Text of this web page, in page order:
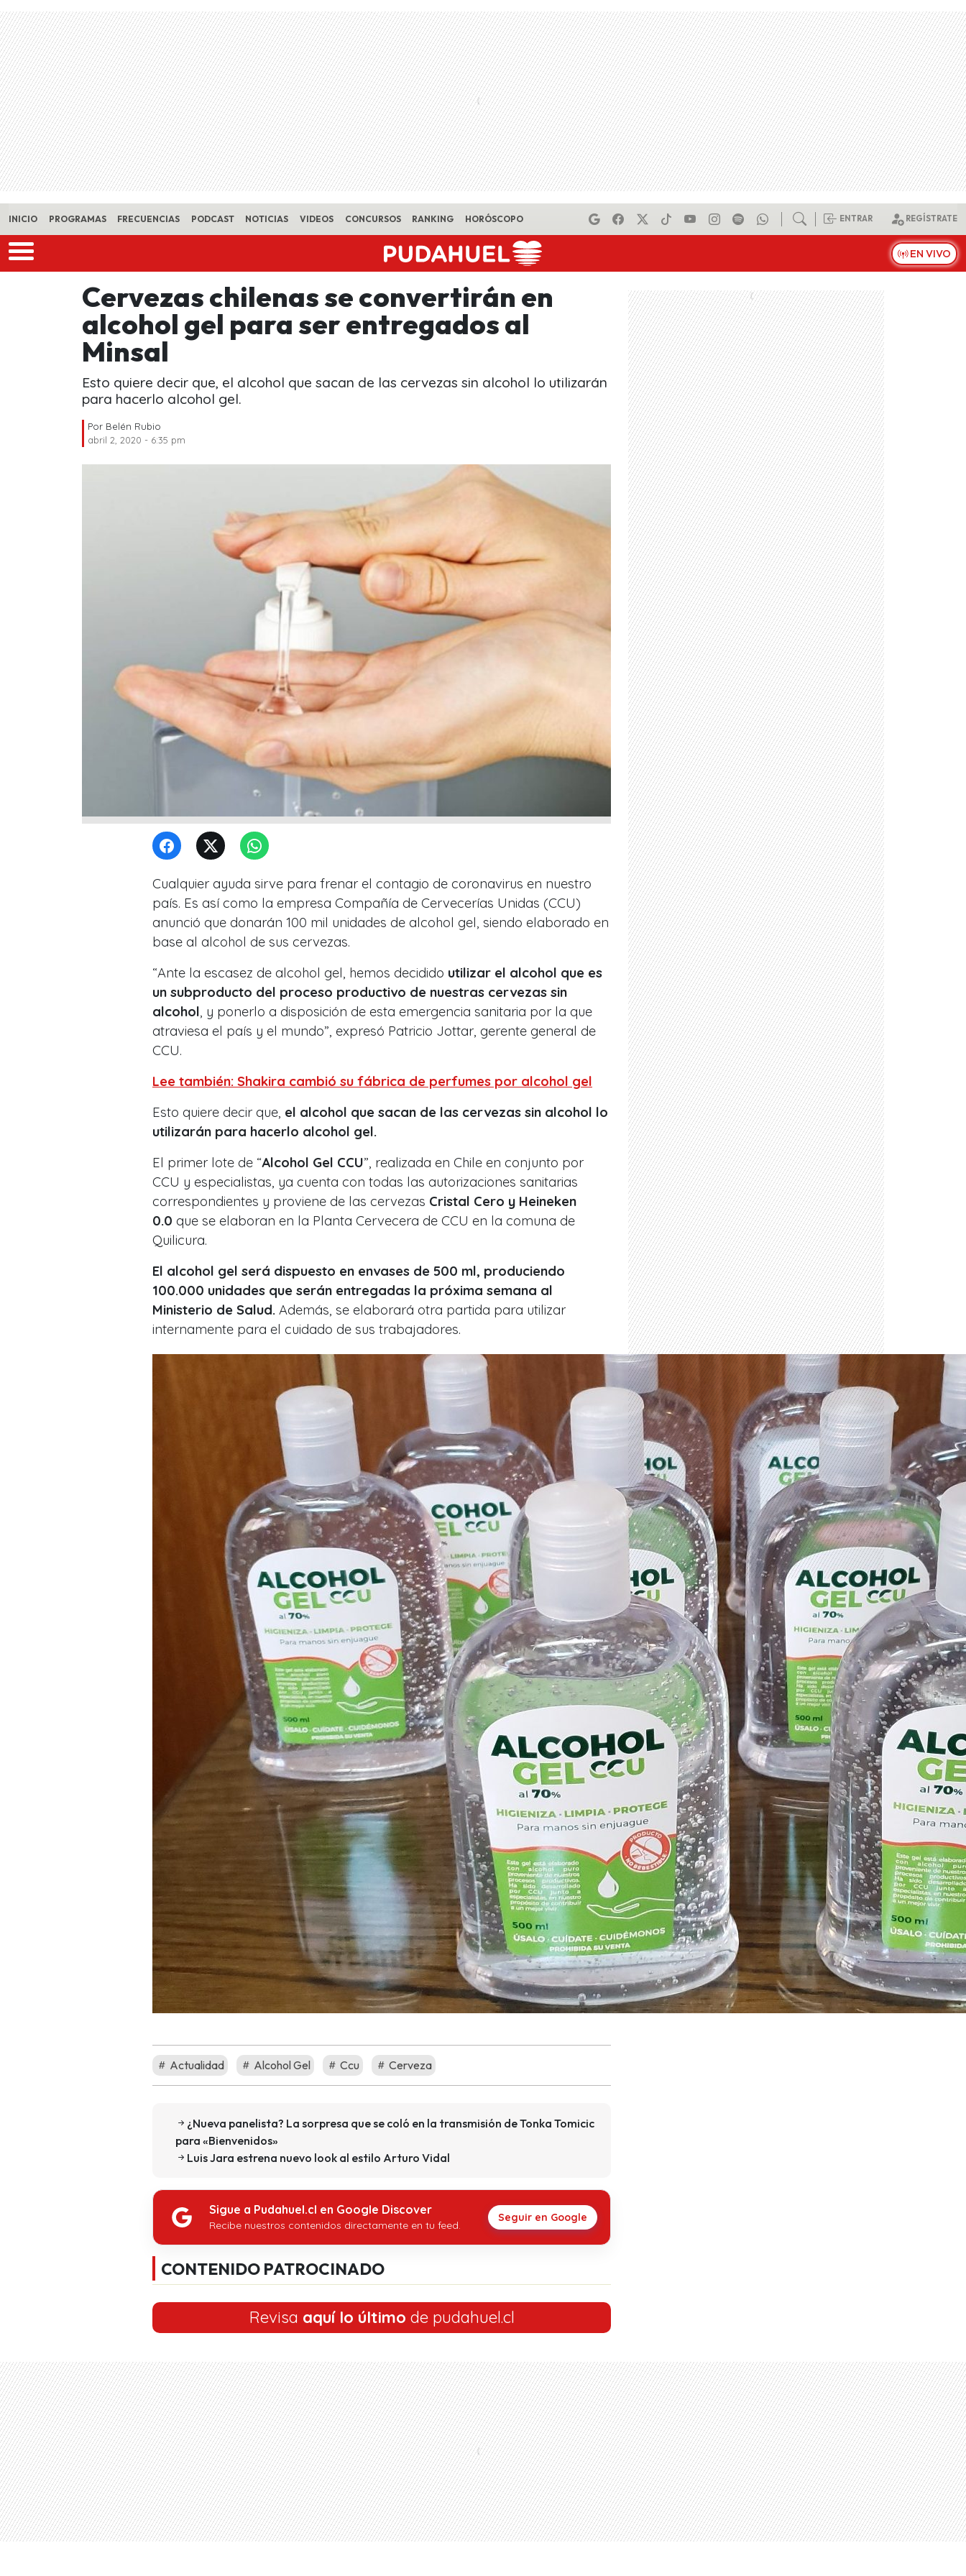
Skip to main content
INICIO PROGRAMAS FRECUENCIAS PODCAST NOTICIAS VIDEOS CONCURSOS RANKING HORÓSCOPO ENTRAR REGÍSTRATE
EN VIVO
Cervezas chilenas se convertirán en
alcohol gel para ser entregados al
Minsal
Esto quiere decir que, el alcohol que sacan de las cervezas sin alcohol lo utilizarán
para hacerlo alcohol gel.
Por Belén Rubio
abril 2, 2020 - 6:35 pm
Cualquier ayuda sirve para frenar el contagio de coronavirus en nuestro
país. Es así como la empresa Compañía de Cervecerías Unidas (CCU)
anunció que donarán 100 mil unidades de alcohol gel, siendo elaborado en
base al alcohol de sus cervezas.
“Ante la escasez de alcohol gel, hemos decidido utilizar el alcohol que es
un subproducto del proceso productivo de nuestras cervezas sin
alcohol, y ponerlo a disposición de esta emergencia sanitaria por la que
atraviesa el país y el mundo”, expresó Patricio Jottar, gerente general de
CCU.
Lee también: Shakira cambió su fábrica de perfumes por alcohol gel
Esto quiere decir que, el alcohol que sacan de las cervezas sin alcohol lo
utilizarán para hacerlo alcohol gel.
El primer lote de “Alcohol Gel CCU”, realizada en Chile en conjunto por
CCU y especialistas, ya cuenta con todas las autorizaciones sanitarias
correspondientes y proviene de las cervezas Cristal Cero y Heineken
0.0 que se elaboran en la Planta Cervecera de CCU en la comuna de
Quilicura.
El alcohol gel será dispuesto en envases de 500 ml, produciendo
100.000 unidades que serán entregadas la próxima semana al
Ministerio de Salud. Además, se elaborará otra partida para utilizar
internamente para el cuidado de sus trabajadores.
Actualidad Alcohol Gel Ccu Cerveza
¿Nueva panelista? La sorpresa que se coló en la transmisión de Tonka Tomicic
para «Bienvenidos»
Luis Jara estrena nuevo look al estilo Arturo Vidal
Sigue a Pudahuel.cl en Google Discover
Recibe nuestros contenidos directamente en tu feed.
Seguir en Google
CONTENIDO PATROCINADO
Revisa aquí lo último de pudahuel.cl